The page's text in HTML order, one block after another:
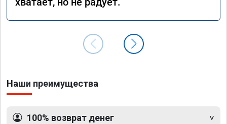
Наши преимущества
100% возврат денег